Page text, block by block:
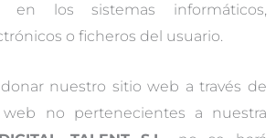
en los sistemas informáticos,
o ficheros del usuario.
nuestro sitio web a través de
no pertenecientes a nuestra